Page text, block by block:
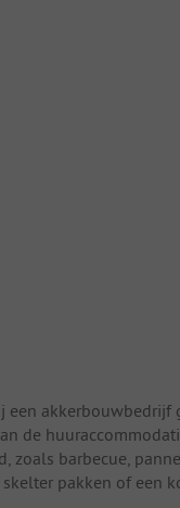
akkerbouwbedrijf
de
zoals barbecue,
pakken of een